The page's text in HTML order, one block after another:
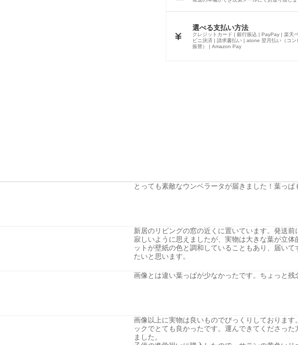
選べる支払い方法
クレジットカード | 銀行振込 | PayPay | 楽天
ビニ決済 | 請求書払い | atone 翌月払い（コン
振替） | Amazon Pay
とっても素敵なウンベラータが届きました！葉っ
新居のリビングの窓の近くに置いています。発送
寂しいように思えましたが、実物は大きな葉が立
ットが壁紙の色と調和していることもあり、届い
たいと思います。
画像とは違い葉っぱが少なかったです。ちょっと残
画像以上に実物は良いものでびっくりしておりま
ックでとても良かったです。運んできてくださっ
ました。